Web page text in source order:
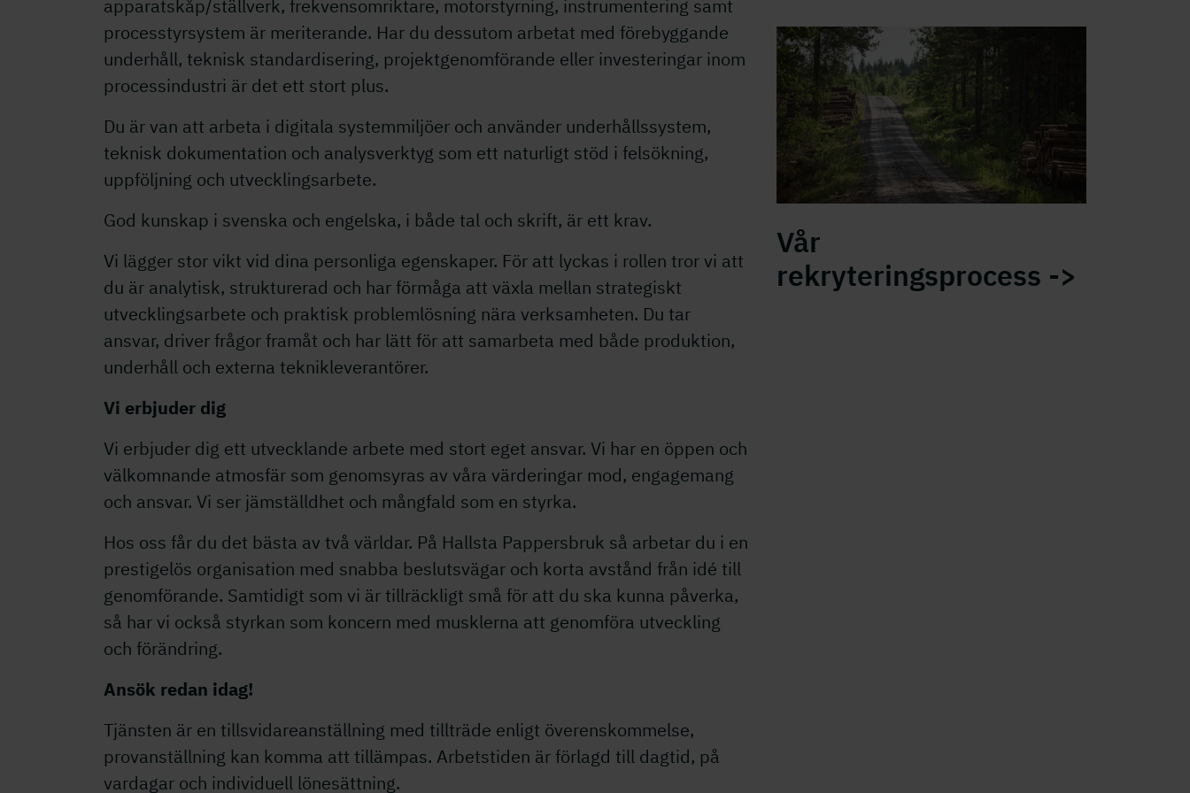
apparatskåp/ställverk, frekvensomriktare, motorstyrning, instrumentering samt
processtyrsystem är meriterande. Har du dessutom arbetat med förebyggande
underhåll, teknisk standardisering, projektgenomförande eller investeringar inom
processindustri är det ett stort plus.
Du är van att arbeta i digitala systemmiljöer och använder underhållssystem,
teknisk dokumentation och analysverktyg som ett naturligt stöd i felsökning,
uppföljning och utvecklingsarbete.
God kunskap i svenska och engelska, i både tal och skrift, är ett krav.
Vi lägger stor vikt vid dina personliga egenskaper. För att lyckas i rollen tror vi att
du är analytisk, strukturerad och har förmåga att växla mellan strategiskt
utvecklingsarbete och praktisk problemlösning nära verksamheten. Du tar
ansvar, driver frågor framåt och har lätt för att samarbeta med både produktion,
underhåll och externa teknikleverantörer.
Vi erbjuder dig
Vi erbjuder dig ett utvecklande arbete med stort eget ansvar. Vi har en öppen och
välkomnande atmosfär som genomsyras av våra värderingar mod, engagemang
och ansvar. Vi ser jämställdhet och mångfald som en styrka.
Hos oss får du det bästa av två världar. På Hallsta Pappersbruk så arbetar du i en
prestigelös organisation med snabba beslutsvägar och korta avstånd från idé till
genomförande. Samtidigt som vi är tillräckligt små för att du ska kunna påverka,
så har vi också styrkan som koncern med musklerna att genomföra utveckling
och förändring.
Ansök redan idag!
Tjänsten är en tillsvidareanställning med tillträde enligt överenskommelse,
provanställning kan komma att tillämpas. Arbetstiden är förlagd till dagtid, på
vardagar och individuell lönesättning.
Vår
rekryteringsprocess ->